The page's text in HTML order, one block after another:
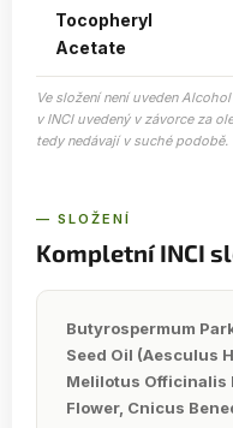
Tocopheryl
Acetate
Ve složení není uvedenAlcohol
v INCI uvedený v závorce za
tedy nedávají v suché podobě.
— SLOŽENÍ
Kompletní INCI
Butyrospermum
Seed Oil (Aesculus
Melilotus Officinalis
Flower, Cnicus